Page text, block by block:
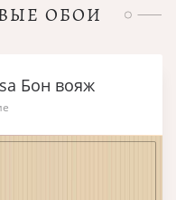
ОБОИ
Бон вояж